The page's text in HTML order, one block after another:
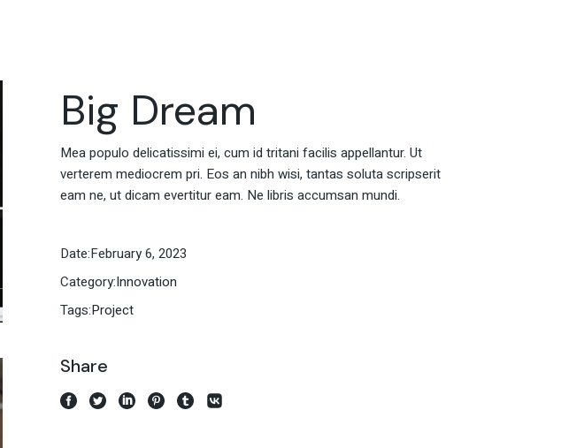
Big Dream
Mea populo delicatissimi ei, cum id tritani facilis appellantur. Ut
verterem mediocrem pri. Eos an nibh wisi, tantas soluta scripserit
eam ne, ut dicam evertitur eam. Ne libris accumsan mundi.
Date:February 6, 2023
Category:Innovation
Tags:Project
Share